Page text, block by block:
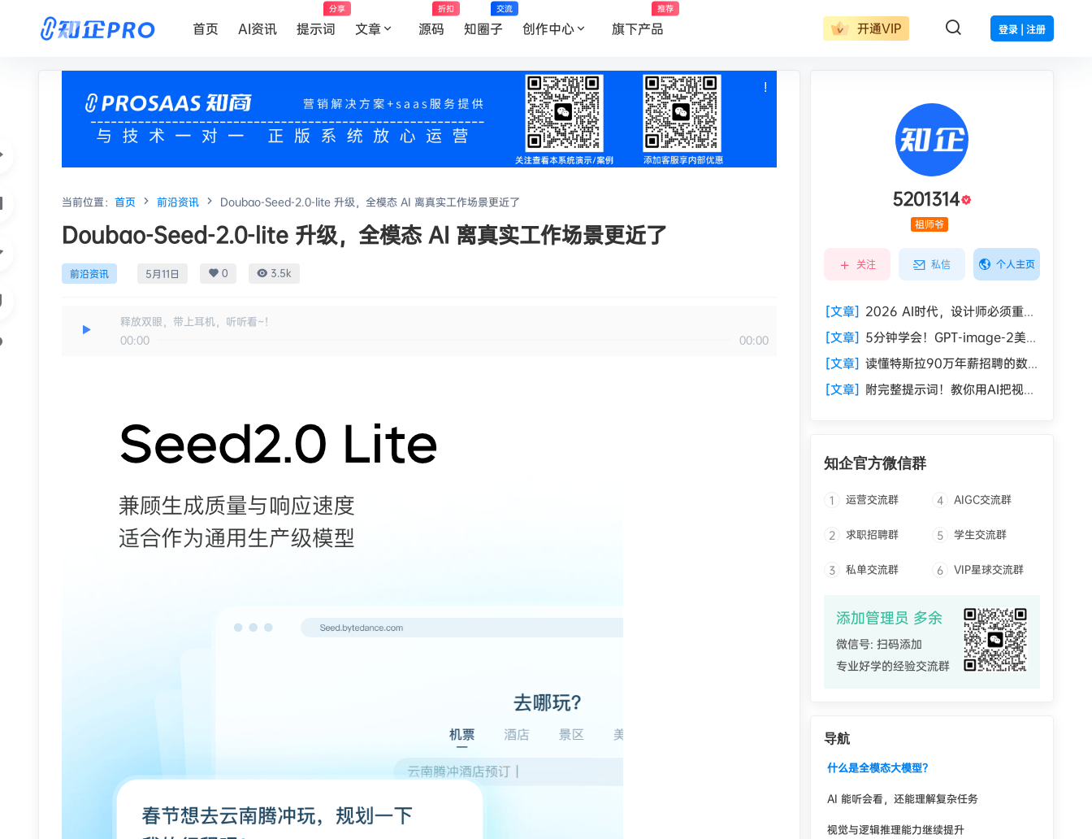
开通VIP 登录 | 注册
首页 AI资讯 提示词
分享
文章 源码
折扣
知圈子
交流
创作中心 旗下产品
推荐
!
当前位置： 首页 前沿资讯 Doubao-Seed-2.0-lite 升级，全模态 AI 离真实工作场景更近了
Doubao-Seed-2.0-lite 升级，全模态 AI 离真实工作场景更近了
前沿资讯 5月11日 0 3.5k
释放双眼，带上耳机，听听看~！
00:00
00:00
5201314
祖师爷
关注 私信 个人主页
[文章] 2026 AI时代，设计师必须重建
的6项核心能力！
[文章] 5分钟学会！GPT-image-2美式
复古海报提示词教程
[文章] 读懂特斯拉90万年薪招聘的数
据标注员，才算看懂AI护城河在哪
[文章] 附完整提示词！教你用AI把视频
知企官方微信群
1 运营交流群
2 求职招聘群
3 私单交流群
4 AIGC交流群
5 学生交流群
6 VIP星球交流群
添加管理员 多余
微信号: 扫码添加
专业好学的经验交流群
导航
什么是全模态大模型？
AI 能听会看，还能理解复杂任务
视觉与逻辑推理能力继续提升